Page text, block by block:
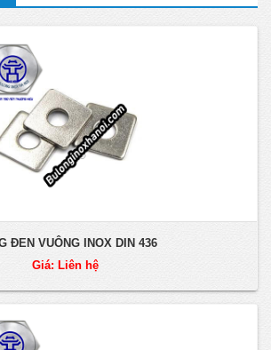
ĐEN VUÔNG INOX DIN 436
Giá: Liên hệ